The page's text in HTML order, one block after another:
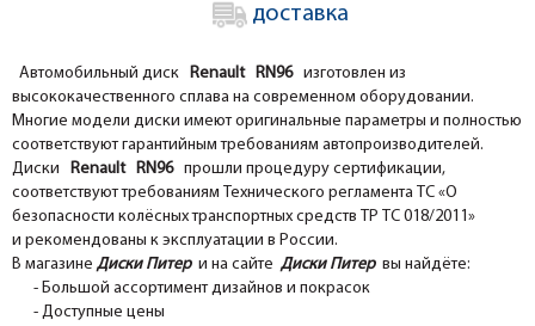
доставка
Автомобильный диск Renault RN96 изготовлен из
высококачественного сплава на современном оборудовании.
Многие модели диски имеют оригинальные параметры и полностью
соответствуют гарантийным требованиям автопроизводителей.
Диски Renault RN96 прошли процедуру сертификации,
соответствуют требованиям Технического регламента ТС «О
безопасности колёсных транспортных средств ТР ТС 018/2011»
и рекомендованы к эксплуатации в России.
В магазине Диски Питер и на сайте Диски Питер вы найдёте:
- Большой ассортимент дизайнов и покрасок
- Доступные цены